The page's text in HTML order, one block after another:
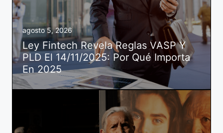
agosto 5, 2026
Ley Fintech Revela Reglas VASP Y
PLD El 14/11/2025: Por Qué Importa
En 2025